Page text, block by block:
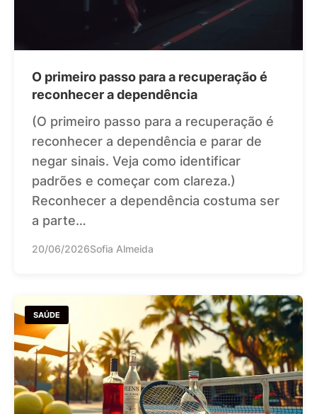
O primeiro passo para a recuperação é
reconhecer a dependência
(O primeiro passo para a recuperação é
reconhecer a dependência e parar de
negar sinais. Veja como identificar
padrões e começar com clareza.)
Reconhecer a dependência costuma ser
a parte…
20/06/2026Sofia Almeida
SAÚDE